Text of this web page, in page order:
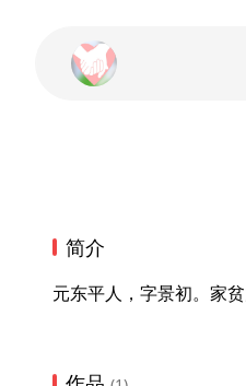
简介
元东平人，字景初。家